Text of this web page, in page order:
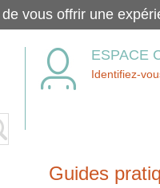
ESPACE
Identifiez-
Guides
de vous offrir une